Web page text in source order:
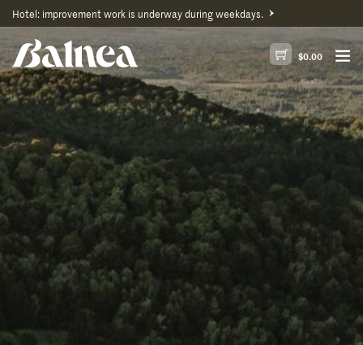
Hotel: improvement work is underway during weekdays.
$0.00